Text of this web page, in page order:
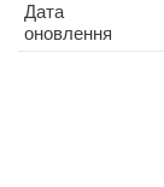
Дата
оновлення